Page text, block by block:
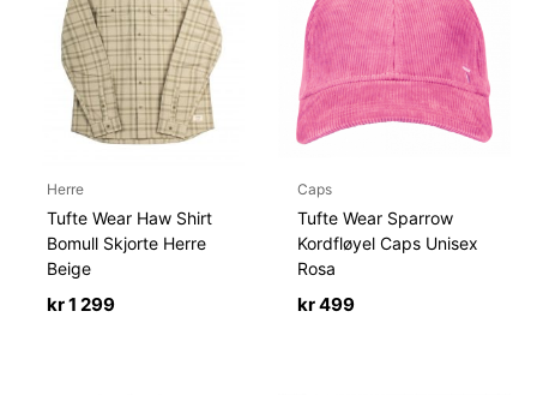
Herre
Tufte Wear Haw Shirt
Bomull Skjorte Herre
Beige
kr1 299
Caps
Tufte Wear Sparrow
Kordfløyel Caps Unisex
Rosa
kr499